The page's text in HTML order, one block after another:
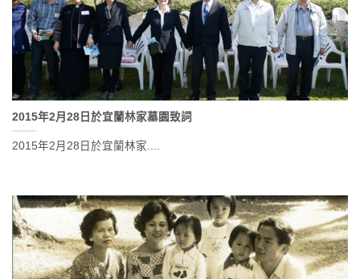
2015年2月28日於宜蘭林家墓園致詞
2015年2月28日於宜蘭林家....